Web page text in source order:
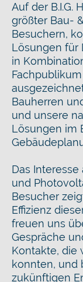
Auf der B.I.G.
größter Bau-
Besuchern,
Lösungen für
in
Bauherren
und unsere
Lösungen im
Das
und
Besucher
Effizienz
freuen uns
Gespräche
Kontakte, die
konnten, und
zukünftigen